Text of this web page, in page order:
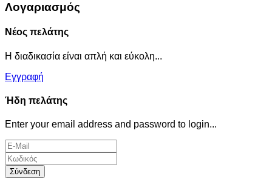
Λογαριασμός
Νέος πελάτης
Η διαδικασία είναι απλή και εύκολη...
Εγγραφή
Ήδη πελάτης
Enter your email address and password to login...
Σύνδεση